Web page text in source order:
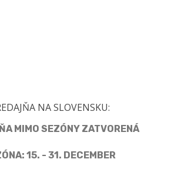
NA SLOVENSKU:
MIMO SEZÓNY ZATVORENÁ
15. - 31. DECEMBER